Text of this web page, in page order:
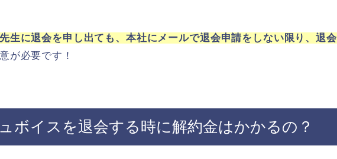
生に退会を申し出ても、本社にメールで退会申請をしない限り、退会
が必要です！
ボイスを退会する時に解約金はかかるの？